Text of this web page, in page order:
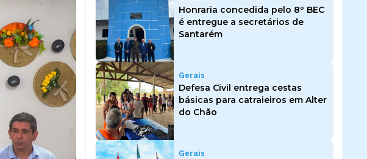
Honraria concedida pelo 8º BEC
é entregue a secretários de
Santarém
Gerais
Defesa Civil entrega cestas
básicas para catraieiros em Alter
do Chão
Gerais